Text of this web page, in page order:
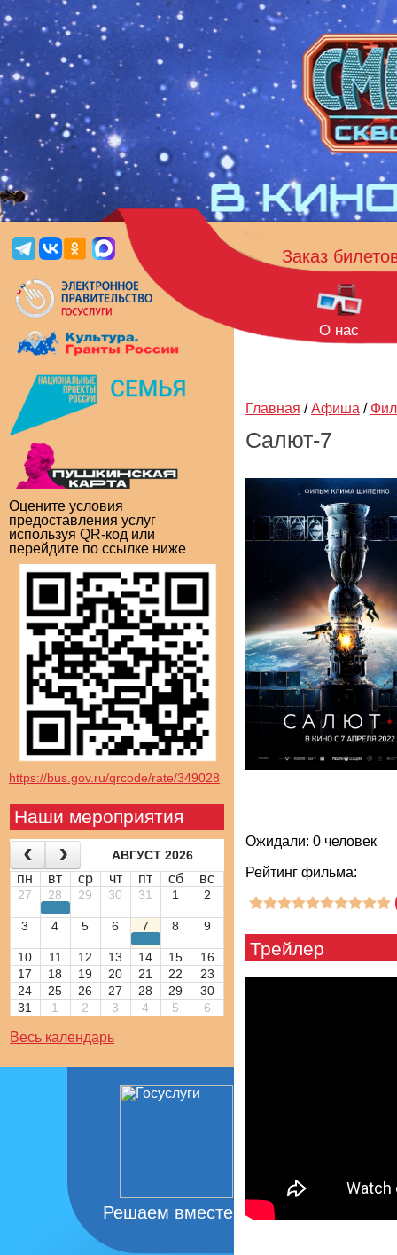
Оцените условия
предоставления услуг
используя QR-код или
перейдите по ссылке ниже
https://bus.gov.ru/qrcode/rate/349028
Наши мероприятия
АВГУСТ 2026
пн вт ср чт пт сб вс
27 28 29 30 31 1 2
3 4 5 6 7 8 9
10 11 12 13 14 15
16
17
18 19 20 21 22
23
24
25 26 27 28 29
30
31
1 2 3 4 5 6
Весь календарь
Решаем вместе
Заказ
О нас
Главная / Афиша /
Салют-7
Ожидали: 0 человек
Рейтинг фильма:
Трейлер